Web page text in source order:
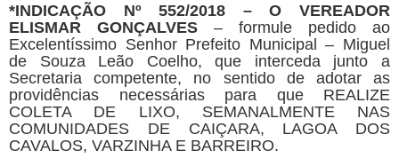
*INDICAÇÃO Nº 552/2018 –O VEREADOR
ELISMAR GONÇALVES – formule pedido ao
Excelentíssimo Senhor Prefeito Municipal – Miguel
de Souza Leão Coelho, que interceda junto a
Secretaria competente, no sentido de adotar as
providências necessárias para que REALIZE
COLETA DE LIXO, SEMANALMENTE NAS
COMUNIDADES DE CAIÇARA, LAGOA DOS
CAVALOS, VARZINHA E BARREIRO.